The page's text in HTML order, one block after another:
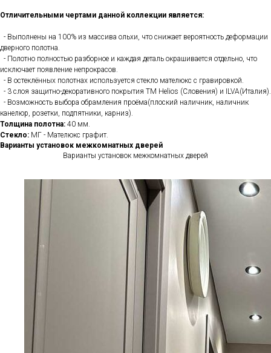
Отличительными чертами данной коллекции является:
- Выполнены на 100% из массива ольхи, что снижает вероятность деформации
дверного полотна.
- Полотно полностью разборное и каждая деталь окрашивается отдельно, что
исключает появление непрокрасов.
- В остеклённых полотнах используется стекло мателюкс с гравировкой.
- 3 слоя защитно-декоративного покрытия ТМ Helios (Словения) и ILVA(Италия).
- Возможность выбора обрамления проёма(плоский наличник, наличник
канелюр, розетки, подпятники, карниз).
Толщина полотна: 40 мм.
Стекло: МГ - Мателюкс графит.
Варианты установок межкомнатных дверей
Варианты установок межкомнатных дверей